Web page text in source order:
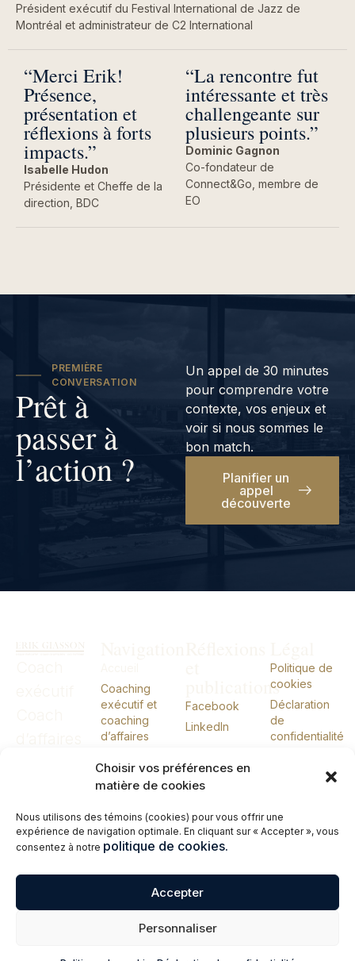
Choisir vos préférences en
matière de cookies
Nous utilisons des témoins (cookies) pour vous offrir une
expérience de navigation optimale. En cliquant sur « Accepter », vous
consentez à notre politique de cookies.
Accepter
Personnaliser
Président exécutif du Festival International de Jazz de
Montréal et administrateur de C2 International
“Merci Erik!
Présence,
présentation et
réflexions à forts
impacts.”
Isabelle Hudon
Présidente et Cheffe de la
direction, BDC
“La rencontre fut
intéressante et très
challengeante sur
plusieurs points.”
Dominic Gagnon
Co-fondateur de
Connect&Go, membre de
EO
PREMIÈRE
CONVERSATION
Prêt à
passer à
l’action ?
Un appel de 30 minutes
pour comprendre votre
contexte, vos enjeux et
voir si nous sommes le
bon match.
Planifier un
appel
découverte
Coaching
exécutif et
coaching
d’affaires
À propos
Livres
Me joindre
publications
Facebook
LinkedIn
Politique de
cookies
Déclaration
de
confidentialité
© 2026 Erik Giasson – Coach exécutif. Coach d’affaires. CIO externe.